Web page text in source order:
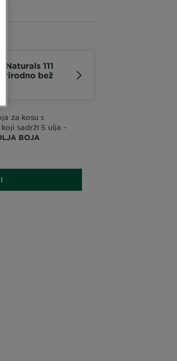
Naturals 111
bež
za kosu s
sadržI 5 ulja –
BOJA